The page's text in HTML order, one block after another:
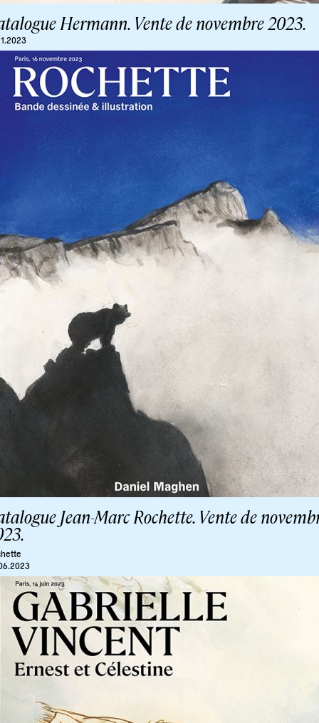
Hermann. Vente de novembre 2023.
Jean-Marc Rochette. Vente de